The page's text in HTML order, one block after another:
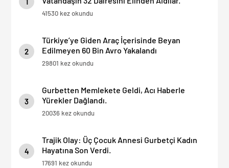
41530 kez okundu
2
Türkiye’ye Giden Araç İçerisinde Beyan
Edilmeyen 60 Bin Avro Yakalandı
29801 kez okundu
3
Gurbetten Memlekete Geldi, Acı Haberle
Yürekler Dağlandı.
20036 kez okundu
4
Trajik Olay: Üç Çocuk Annesi Gurbetçi Kadın
Hayatına Son Verdi.
17691 kez okundu